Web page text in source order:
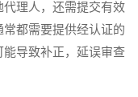
理人，还需提交有效
都需要提供经认证的
导致补正，延误审查